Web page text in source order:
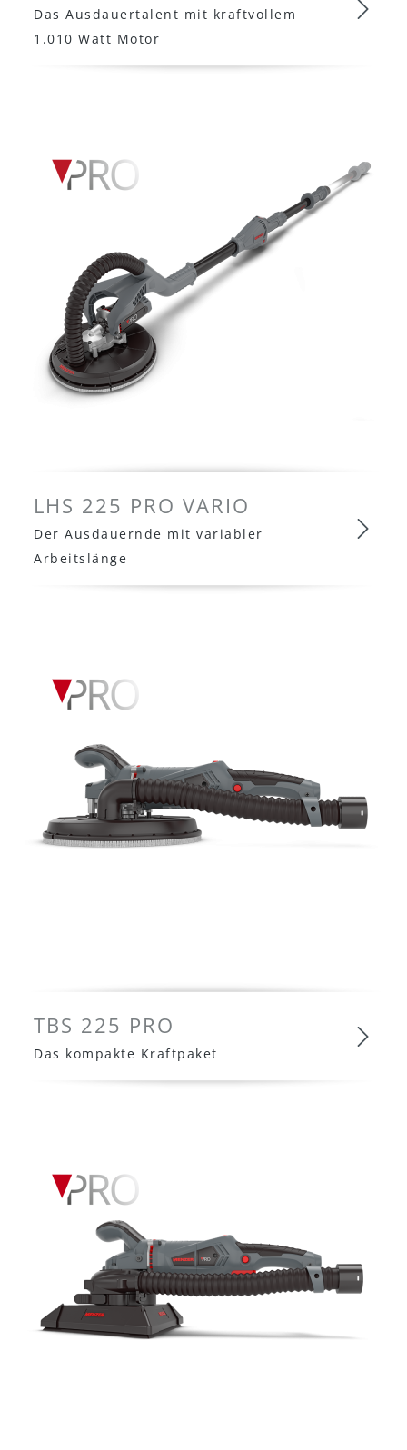
Das Ausdauertalent mit kraftvollem
1.010 Watt Motor
LHS 225 PRO VARIO
Der Ausdauernde mit variabler
Arbeitslänge
TBS 225 PRO
Das kompakte Kraftpaket